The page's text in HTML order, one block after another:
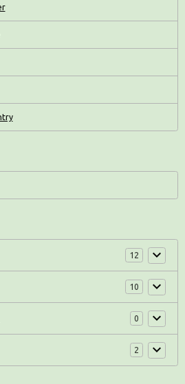
12
10
0
2